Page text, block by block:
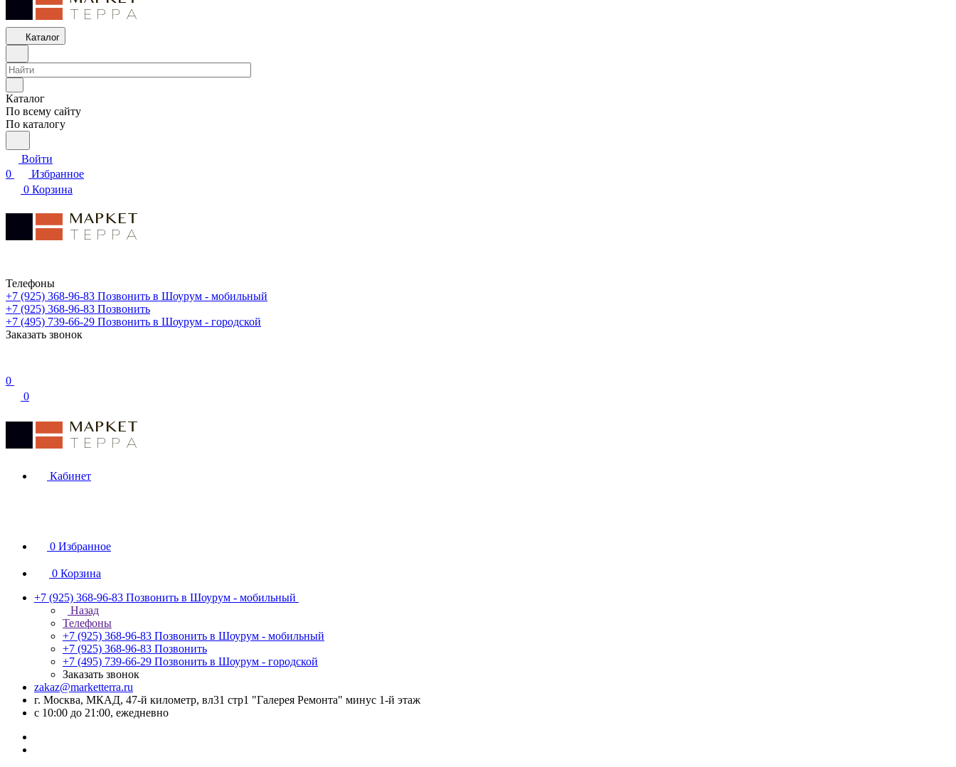
Каталог
Каталог
По всему сайту
По каталогу
Войти
0
Избранное
0 Корзина
Телефоны
+7 (925) 368-96-83 Позвонить в Шоурум - мобильный
+7 (925) 368-96-83 Позвонить
+7 (495) 739-66-29 Позвонить в Шоурум - городской
Заказать звонок
0
0
Кабинет
0 Избранное
0 Корзина
+7 (925) 368-96-83 Позвонить в Шоурум - мобильный
Назад
Телефоны
+7 (925) 368-96-83 Позвонить в Шоурум - мобильный
+7 (925) 368-96-83 Позвонить
+7 (495) 739-66-29 Позвонить в Шоурум - городской
Заказать звонок
zakaz@marketterra.ru
г. Москва, МКАД, 47-й километр, вл31 стр1 "Галерея Ремонта" минус 1-й этаж
с 10:00 до 21:00, ежедневно